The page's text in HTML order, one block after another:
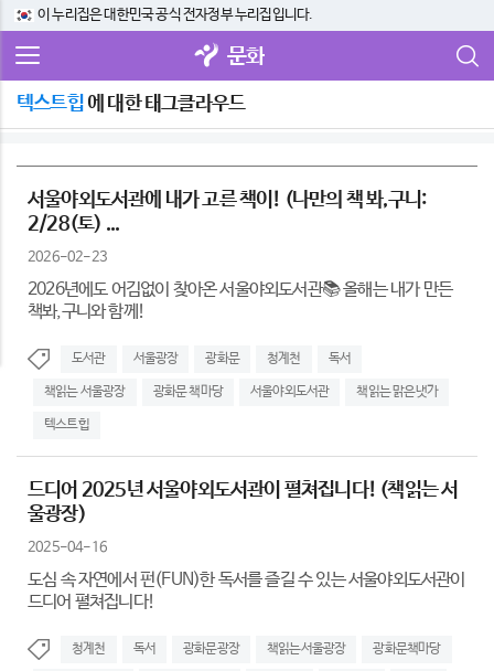
이 누리집은 대한민국 공식 전자정부 누리집입니다.
문화
텍스트힙에 대한 태그클라우드
서울야외도서관에 내가 고른 책이! (나만의 책 봐,구니:
2/28(토) ...
2026-02-23
2026년에도 어김없이 찾아온 서울야외도서관📚 올해는 내가 만든
책봐,구니와 함께!
도서관 서울광장 광화문 청계천 독서
책읽는 서울광장 광화문 책마당 서울야외도서관 책읽는 맑은냇가
텍스트힙
드디어 2025년 서울야외도서관이 펼쳐집니다! (책읽는 서
울광장)
2025-04-16
도심 속 자연에서 펀(FUN)한 독서를 즐길 수 있는 서울야외도서관이
드디어 펼쳐집니다!
청계천 독서 광화문광장 책읽는서울광장 광화문책마당